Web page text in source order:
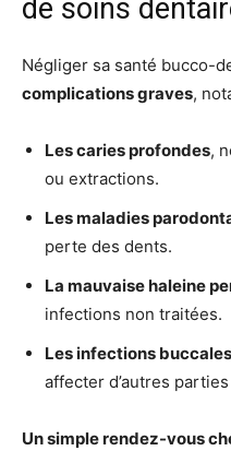
de soins
Négliger sa santé bucco-
complications graves,
Les caries profondes,
ou extractions.
Les maladies
perte des dents.
La mauvaise haleine
infections non traitées.
Les infections buccales
affecter d’autres
Un simple rendez-vous